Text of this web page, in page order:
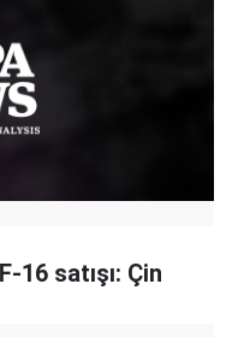
16 satışı: Çin